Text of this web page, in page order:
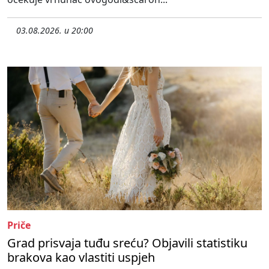
03.08.2026. u 20:00
Priče
Grad prisvaja tuđu sreću? Objavili statistiku
brakova kao vlastiti uspjeh